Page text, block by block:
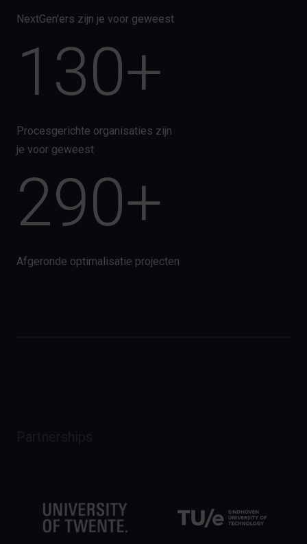
NextGen'ers zijn je voor geweest
130+
Procesgerichte organisaties zijn
je voor geweest
290+
Afgeronde optimalisatie projecten